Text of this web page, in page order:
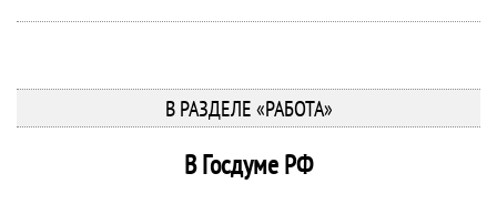
В РАЗДЕЛЕ «РАБОТА»
В Госдуме РФ